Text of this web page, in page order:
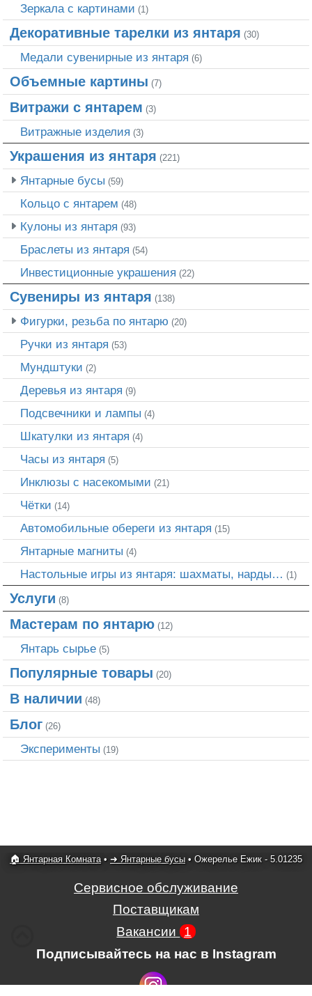
Зеркала с картинами (1)
Декоративные тарелки из янтаря (30)
Медали сувенирные из янтаря (6)
Объемные картины (7)
Витражи с янтарем (3)
Витражные изделия (3)
Украшения из янтаря (221)
Янтарные бусы (59)
Кольцо с янтарем (48)
Кулоны из янтаря (93)
Браслеты из янтаря (54)
Инвестиционные украшения (22)
Сувениры из янтаря (138)
Фигурки, резьба по янтарю (20)
Ручки из янтаря (53)
Мундштуки (2)
Деревья из янтаря (9)
Подсвечники и лампы (4)
Шкатулки из янтаря (4)
Часы из янтаря (5)
Инклюзы с насекомыми (21)
Чётки (14)
Автомобильные обереги из янтаря (15)
Янтарные магниты (4)
Настольные игры из янтаря: шахматы, нарды… (1)
Услуги (8)
Мастерам по янтарю (12)
Янтарь сырье (5)
Популярные товары (20)
В наличии (48)
Блог (26)
Эксперименты (19)
🏠 Янтарная Комната• ➜ Янтарные бусы • Ожерелье Ежик - 5.01235
Сервисное обслуживание
Поставщикам
Вакансии 1
Подписывайтесь на нас в Instagram